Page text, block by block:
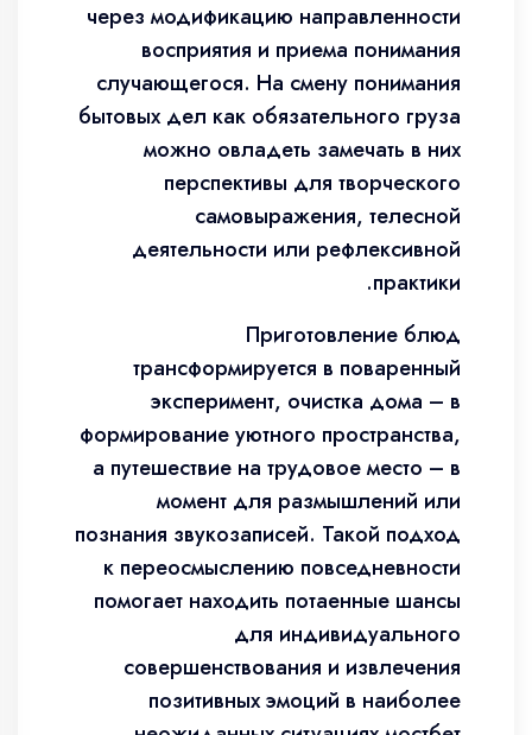
через модификацию направленности
восприятия и приема понимания
случающегося. На смену понимания
бытовых дел как обязательного груза
можно овладеть замечать в них
перспективы для творческого
самовыражения, телесной
деятельности или рефлексивной
практики.
Приготовление блюд
трансформируется в поваренный
эксперимент, очистка дома – в
формирование уютного пространства,
а путешествие на трудовое место – в
момент для размышлений или
познания звукозаписей. Такой подход
к переосмыслению повседневности
помогает находить потаенные шансы
для индивидуального
совершенствования и извлечения
позитивных эмоций в наиболее